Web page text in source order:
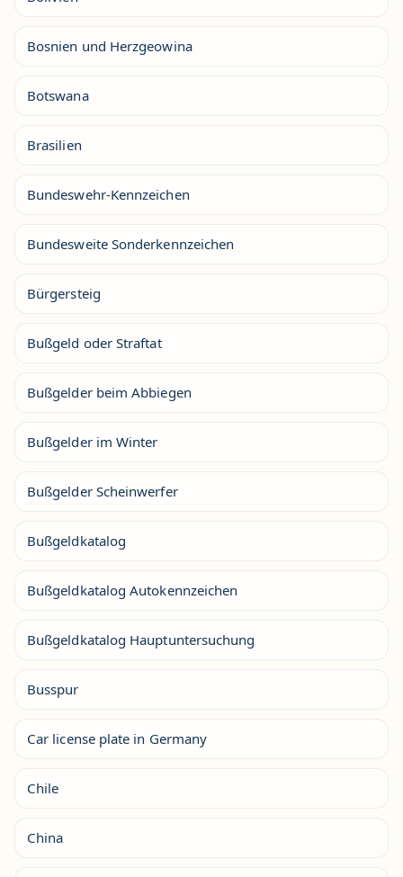
Bosnien und Herzgeowina
Botswana
Brasilien
Bundeswehr-Kennzeichen
Bundesweite Sonderkennzeichen
Bürgersteig
Bußgeld oder Straftat
Bußgelder beim Abbiegen
Bußgelder im Winter
Bußgelder Scheinwerfer
Bußgeldkatalog
Bußgeldkatalog Autokennzeichen
Bußgeldkatalog Hauptuntersuchung
Busspur
Car license plate in Germany
Chile
China